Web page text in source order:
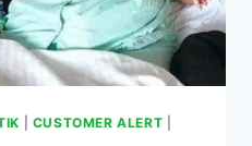
CUSTOMER ALERT